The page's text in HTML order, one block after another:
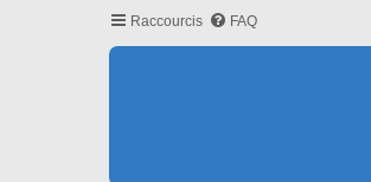
Raccourcis FAQ